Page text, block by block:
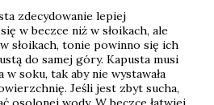
zdecydowanie lepiej
w beczce niż w słoikach, ale
słoikach, tonie powinno się ich
do samej góry. Kapusta musi
w soku, tak aby nie wystawała
Jeśli jest zbyt sucha,